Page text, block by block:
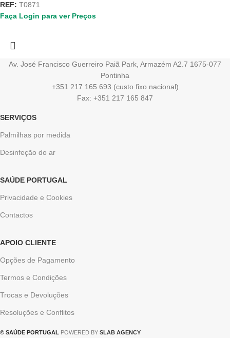
REF: T0871
Faça Login para ver Preços
Av. José Francisco Guerreiro Paiã Park, Armazém A2.7 1675-077
Pontinha
+351 217 165 693 (custo fixo nacional)
Fax: +351 217 165 847
SERVIÇOS
Palmilhas por medida
Desinfeção do ar
SAÚDE PORTUGAL
Privacidade e Cookies
Contactos
APOIO CLIENTE
Opções de Pagamento
Termos e Condições
Trocas e Devoluções
Resoluções e Conflitos
© SAÚDE PORTUGAL POWERED BY SLAB AGENCY